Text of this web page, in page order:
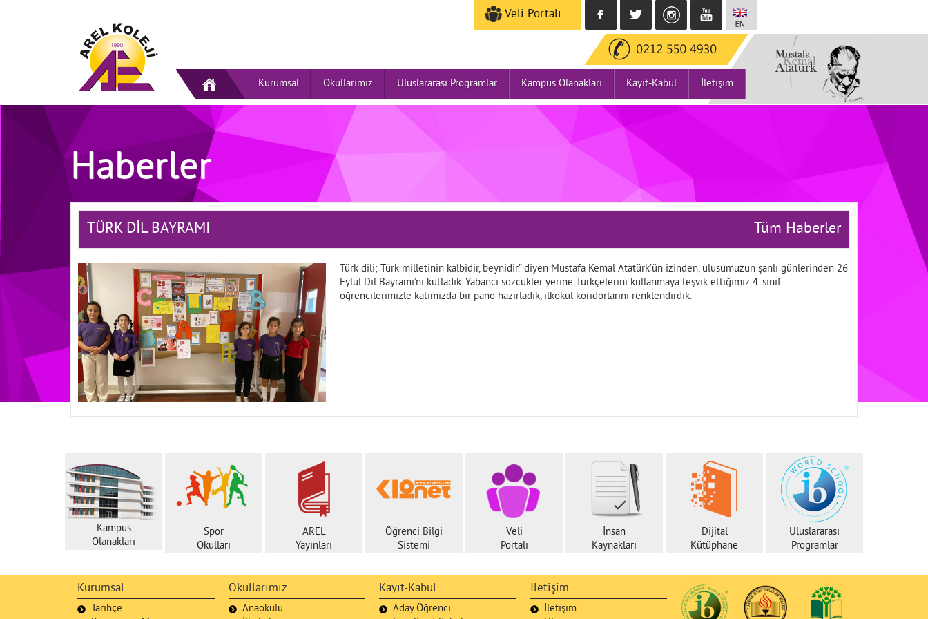
Veli Portalı
Kurumsal Okullarımız Uluslararası Programlar Kampüs Olanakları Kayıt-Kabul İletişim
Haberler
TÜRK DİL BAYRAMI Tüm Haberler
Türk dili; Türk milletinin kalbidir, beynidir.” diyen Mustafa Kemal Atatürk’ün izinden, ulusumuzun şanlı günlerinden 26
Eylül Dil Bayramı’nı kutladık. Yabancı sözcükler yerine Türkçelerini kullanmaya teşvik ettiğimiz 4. sınıf
öğrencilerimizle katımızda bir pano hazırladık, ilkokul koridorlarını renklendirdik.
Kampüs
Olanakları
Spor
Okulları
AREL
Yayınları
Öğrenci Bilgi
Sistemi
Veli
Portalı
İnsan
Kaynakları
Dijital
Kütüphane
Uluslararası
Programlar
Kurumsal
Tarihçe
Okullarımız
Anaokulu
Kayıt-Kabul
Aday Öğrenci
İletişim
İletişim